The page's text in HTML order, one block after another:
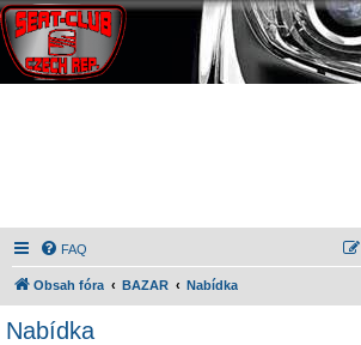
FAQ
Obsah fóra BAZAR Nabídka
Nabídka